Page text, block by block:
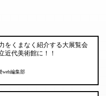
をくまなく紹介する大展覧会
近代美術館に！！
web編集部